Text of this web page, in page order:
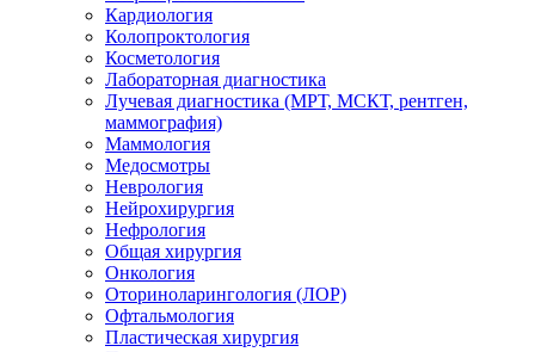
Кардиология
Колопроктология
Косметология
Лабораторная диагностика
Лучевая диагностика (МРТ, МСКТ, рентген,
маммография)
Маммология
Медосмотры
Неврология
Нейрохирургия
Нефрология
Общая хирургия
Онкология
Оториноларингология (ЛОР)
Офтальмология
Пластическая хирургия